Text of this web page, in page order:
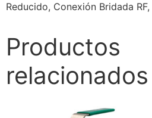
Reducido, Conexión Bridada RF,
Productos
relacionados